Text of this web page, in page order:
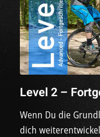
Level 2 –
Wenn Du die
dich